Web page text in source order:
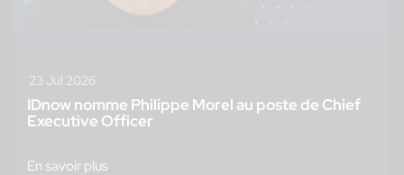
23 Jul 2026
IDnow nomme Philippe Morel au poste de Chief
Executive Officer
En savoir plus